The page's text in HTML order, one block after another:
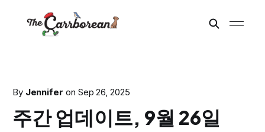
By Jennifer on Sep 26, 2025
주간 업데이트, 9월 26일